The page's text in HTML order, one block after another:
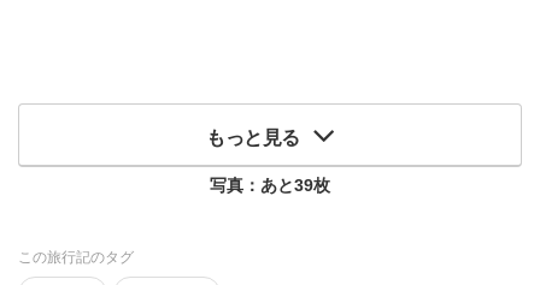
もっと見る
写真：あと39枚
この旅行記のタグ